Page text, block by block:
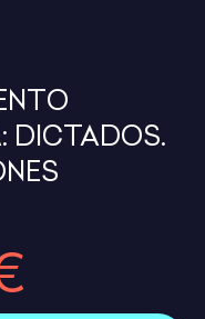
DICTADOS.